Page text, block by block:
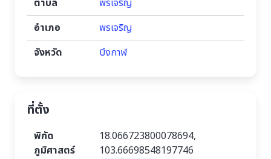
ตำบล
พรเจริญ
อำเภอ
พรเจริญ
จังหวัด
บึงกาฬ
ที่ตั้ง
พิกัด
ภูมิศาสตร์
18.066723800078694,
103.66698548197746